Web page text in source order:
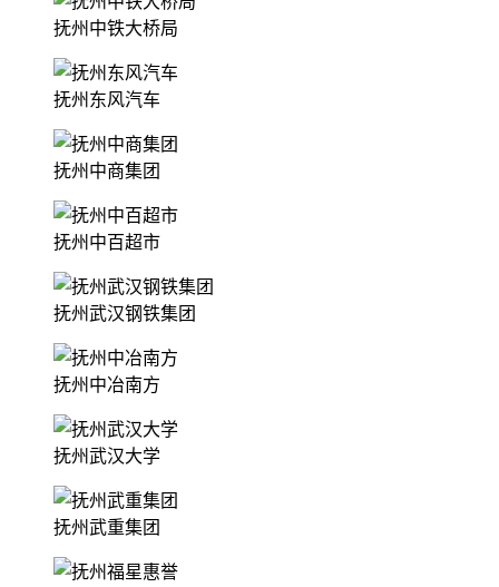
抚州中铁大桥局
抚州东风汽车
抚州中商集团
抚州中百超市
抚州武汉钢铁集团
抚州中冶南方
抚州武汉大学
抚州武重集团